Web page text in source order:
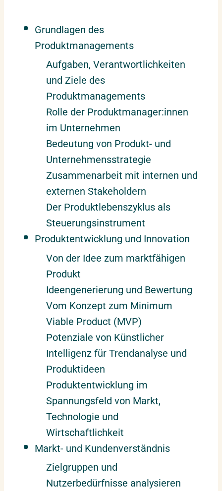
Grundlagen des
Produktmanagements
Aufgaben, Verantwortlichkeiten
und Ziele des
Produktmanagements
Rolle der Produktmanager:innen
im Unternehmen
Bedeutung von Produkt- und
Unternehmensstrategie
Zusammenarbeit mit internen und
externen Stakeholdern
Der Produktlebenszyklus als
Steuerungsinstrument
Produktentwicklung und Innovation
Von der Idee zum marktfähigen
Produkt
Ideengenerierung und Bewertung
Vom Konzept zum Minimum
Viable Product (MVP)
Potenziale von Künstlicher
Intelligenz für Trendanalyse und
Produktideen
Produktentwicklung im
Spannungsfeld von Markt,
Technologie und
Wirtschaftlichkeit
Markt- und Kundenverständnis
Zielgruppen und
Nutzerbedürfnisse analysieren